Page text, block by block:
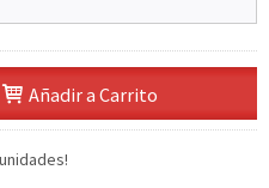
Añadir a Carrito